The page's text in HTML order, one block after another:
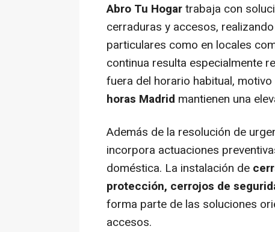
Abro Tu Hogartrabaja con
cerraduras y accesos, realizando
particulares como en locales
continua resulta especialmente
fuera del horario habitual,
horas Madrid mantienen una
Además de la resolución de
incorpora actuaciones
doméstica. La instalación de
protección, cerrojos de
forma parte de las soluciones
accesos.